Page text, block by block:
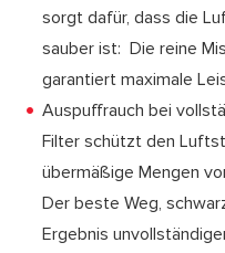
sorgt dafür, dass die
sauber ist: Die reine
garantiert maximale
Auspuffrauch bei
Filter schützt den
übermäßige Mengen
Der beste Weg,
Ergebnis